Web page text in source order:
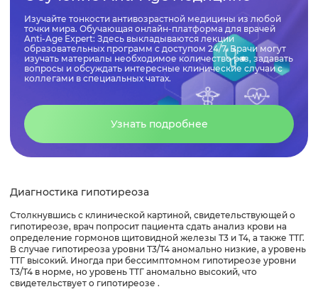
Изучайте тонкости антивозрастной медицины из любой
точки мира. Обучающая онлайн-платформа для врачей
Anti-Age Expert: Здесь выкладываются лекции
образовательных программ с доступом 24/7. Врачи могут
изучать материалы необходимое количество раз, задавать
вопросы и обсуждать интересные клинические случаи с
коллегами в специальных чатах.
Узнать подробнее
Диагностика гипотиреоза
Столкнувшись с клинической картиной, свидетельствующей о
гипотиреозе, врач попросит пациента сдать анализ крови на
определение гормонов щитовидной железы Т3 и Т4, а также ТТГ.
В случае гипотиреоза уровни Т3/Т4 аномально низкие, а уровень
ТТГ высокий. Иногда при бессимптомном гипотиреозе уровни
Т3/Т4 в норме, но уровень ТТГ аномально высокий, что
свидетельствует о гипотиреозе .